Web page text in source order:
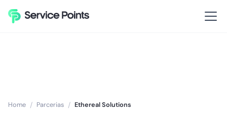
Home / Parcerias / Ethereal Solutions